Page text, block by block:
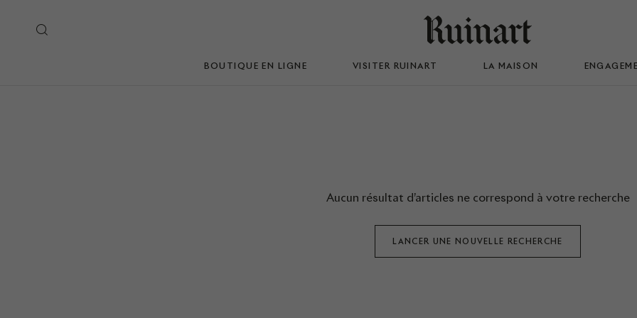
BOUTIQUE EN LIGNE VISITER RUINART LA MAISON
Aucun résultat d’articles ne correspond à votre recherche
LANCER UNE NOUVELLE RECHERCHE